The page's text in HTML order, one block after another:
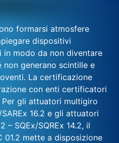
formarsi atmosfere
dispositivi
modo da non diventare
non generano scintille e
La certificazione
con enti certificatori
gli attuatori multigiro
16.2 e gli attuatori
– SQEx/SQREx 14.2, il
01.2 mette a disposizione